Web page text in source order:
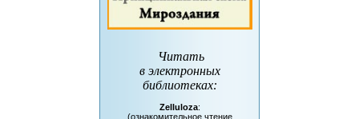
Читать
в электронных
библиотеках:
Zelluloza:
(ознакомительное чтение